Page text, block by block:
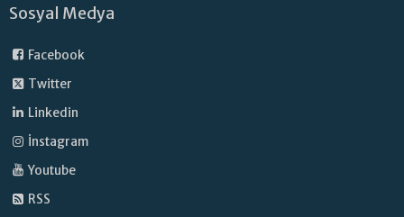
Sosyal Medya
Facebook
Twitter
Linkedin
İnstagram
Youtube
RSS